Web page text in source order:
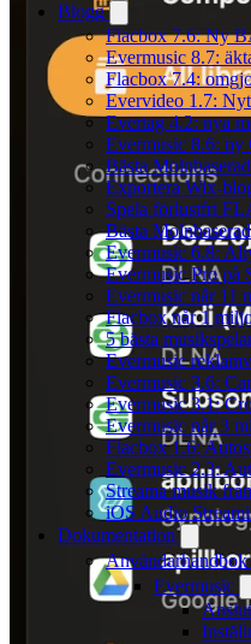
Blogg
Flacbox 7.6: Ny
Evermusic 8.7:
Flacbox 7.4:
Evervideo 1.7:
Evertag 4.2: nya
Evermusic 8.6: ny
Bästa
Exportera Wix-
Spela förlustfri
Bästa
Evermusic 6.8:
Evermusic Pro på
Evermusic når 11
Flacbox når 1
5 bästa
Evermusic
Evermusic 3.6:
Evermusic 3.1:
Evermusic når 3
Flacbox 1.6:
Evermusic 2.3:
Streama musik
iOS Audio
Dokumentation
Användarhandbok
Evermusic